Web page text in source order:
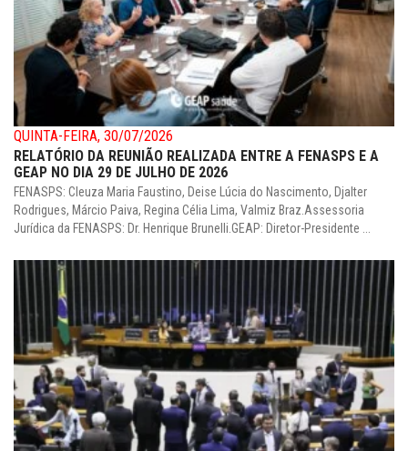
QUINTA-FEIRA, 30/07/2026
RELATÓRIO DA REUNIÃO REALIZADA ENTRE A FENASPS E A
GEAP NO DIA 29 DE JULHO DE 2026
FENASPS: Cleuza Maria Faustino, Deise Lúcia do Nascimento, Djalter
Rodrigues, Márcio Paiva, Regina Célia Lima, Valmiz Braz.Assessoria
Jurídica da FENASPS: Dr. Henrique Brunelli.GEAP: Diretor-Presidente ...